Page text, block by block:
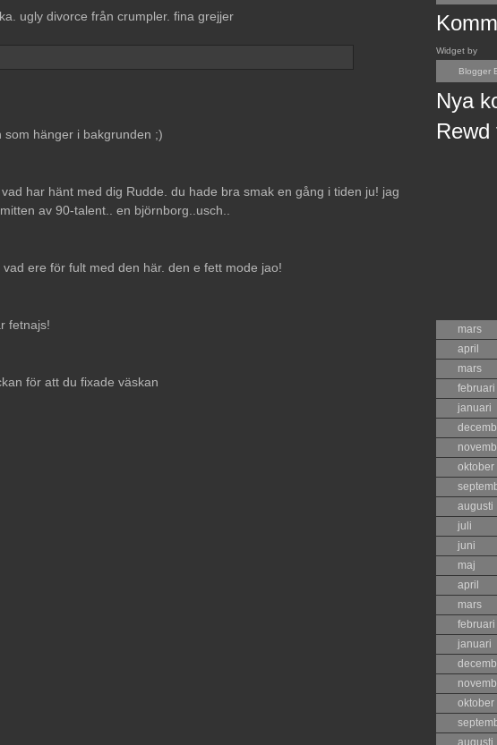
ugly divorce från crumpler. fina grejjer
som hänger i bakgrunden ;)
har hänt med dig Rudde. du hade bra smak en gång i tiden ju! jag
av 90-talent.. en björnborg..usch..
ere för fult med den här. den e fett mode jao!
fetnajs!
för att du fixade väskan
Widget by
Blogger
Nya
Rewd
mars
april
mars
februari
januari
oktober
augusti
juli
juni
maj
april
mars
februari
januari
oktober
augusti